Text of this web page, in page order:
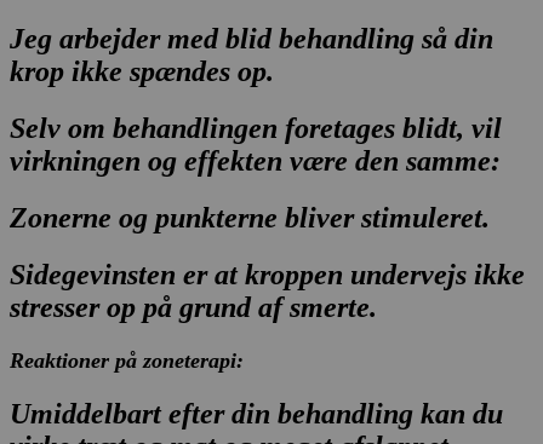
Jeg arbejder med blid behandling så din
krop ikke spændes op.
Selv om behandlingen foretages blidt, vil
virkningen og effekten være den samme:
Zonerne og punkterne bliver stimuleret.
Sidegevinsten er at kroppen undervejs ikke
stresser op på grund af smerte.
Reaktioner på zoneterapi:
Umiddelbart efter din behandling kan du